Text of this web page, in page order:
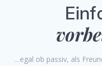
…egal ob passiv, als